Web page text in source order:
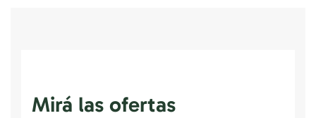
Mirá las ofertas